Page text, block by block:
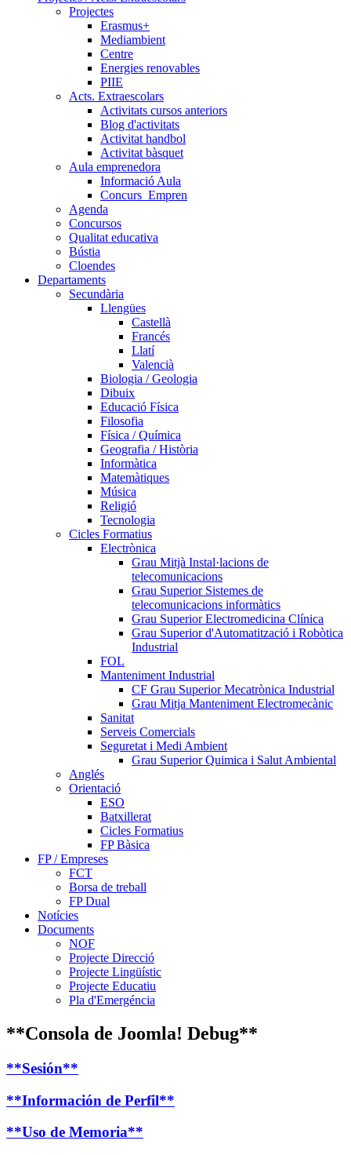
Projectes
Erasmus+
Mediambient
Centre
Energies renovables
PIIE
Acts. Extraescolars
Activitats cursos anteriors
Blog d'activitats
Activitat handbol
Activitat bàsquet
Aula emprenedora
Informació Aula
Concurs_Empren
Agenda
Concursos
Qualitat educativa
Bústia
Cloendes
Departaments
Secundària
Llengües
Castellà
Francés
Llatí
Valencià
Biologia / Geologia
Dibuix
Educació Física
Filosofia
Física / Química
Geografia / Història
Informàtica
Matemàtiques
Música
Religió
Tecnologia
Cicles Formatius
Electrònica
Grau Mitjà Instal·lacions de
telecomunicacions
Grau Superior Sistemes de
telecomunicacions informàtics
Grau Superior Electromedicina Clínica
Grau Superior d'Automatització i Robòtica
Industrial
FOL
Manteniment Industrial
CF Grau Superior Mecatrònica Industrial
Grau Mitja Manteniment Electromecànic
Sanitat
Serveis Comercials
Seguretat i Medi Ambient
Grau Superior Quimica i Salut Ambiental
Anglés
Orientació
ESO
Batxillerat
Cicles Formatius
FP Bàsica
FP / Empreses
FCT
Borsa de treball
FP Dual
Notícies
Documents
NOF
Projecte Direcció
Projecte Lingüístic
Projecte Educatiu
Pla d'Emergéncia
**Consola de Joomla! Debug**
**Sesión**
**Información de Perfil**
**Uso de Memoria**